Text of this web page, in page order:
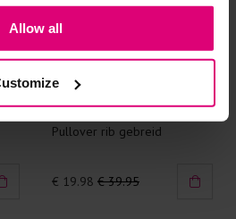
Allow all
FreeQuent
Pullover rib gebreid
€ 19.98 € 39.95